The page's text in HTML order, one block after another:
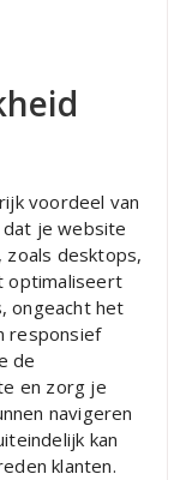
voordeel van
je website
zoals desktops,
optimaliseert
ongeacht het
responsief
de
en zorg je
navigeren
kan
klanten.